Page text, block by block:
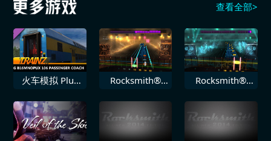
查看全部>
火车模拟 Plus
B16mnopux
106
Rocksmith®
外人
Rocksmith®
堕落